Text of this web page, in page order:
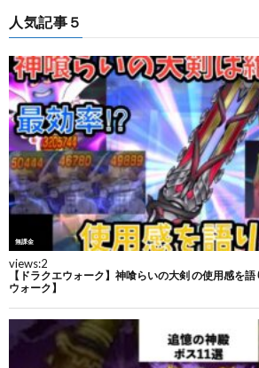
人気記事５